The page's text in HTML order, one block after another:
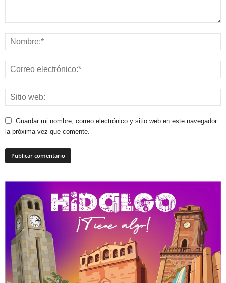
Guardar mi nombre, correo electrónico y sitio web en este navegador
la próxima vez que comente.